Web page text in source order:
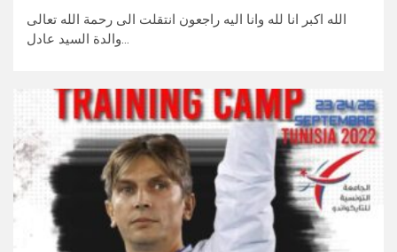
الله اكبر انا لله وانا اليه راجعون انتقلت الى رحمة الله تعالى
والدة السيد عادل…